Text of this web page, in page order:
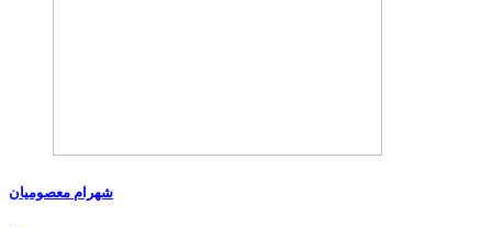
شهرام معصومیان